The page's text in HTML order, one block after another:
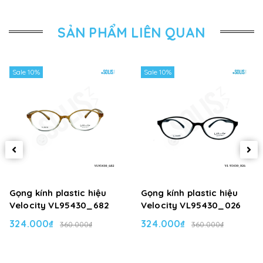
SẢN PHẨM LIÊN QUAN
Sale 10%
Gọng kính plastic hiệu
Velocity VL95430_682
324.000₫ 360.000₫
Sale 10%
Gọng kính plastic hiệu
Velocity VL95430_026
324.000₫ 360.000₫